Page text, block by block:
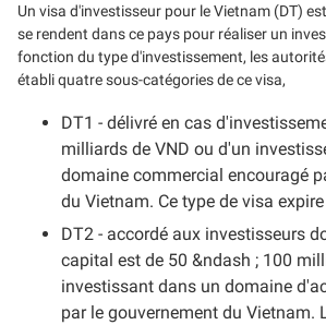
Un visa d'investisseur pour le Vietnam (DT)
se rendent dans ce pays pour réaliser un
fonction du type d'investissement, les
établi quatre sous-catégories de ce visa,
DT1 - délivré en cas
milliards de VND ou d'un
domaine commercial encouragé
du Vietnam. Ce type de visa
DT2 - accordé aux investisseurs
capital est de 50 &ndash ; 100
investissant dans un domaine
par le gouvernement du Vietnam.